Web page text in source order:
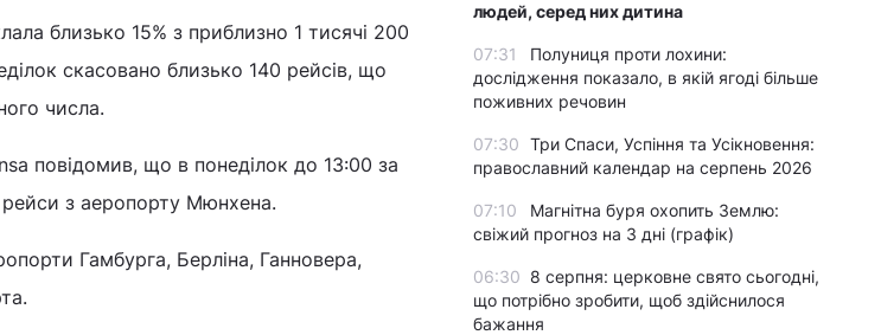
близько 15% з приблизно 1 тисячі 200
скасовано близько 140 рейсів, що
числа.
повідомив, що в понеділок до 13:00 за
рейси з аеропорту Мюнхена.
Гамбурга, Берліна, Ганновера,
людей, серед них дитина
07:31
Полуниця проти лохини:
дослідження показало, в якій ягоді більше
поживних речовин
07:30 Три Спаси, Успіння та Усікновення:
православний календар на серпень 2026
07:10
Магнітна буря охопить Землю:
свіжий прогноз на 3 дні (графік)
06:30 8 серпня: церковне свято сьогодні,
що потрібно зробити, щоб здійснилося
бажання